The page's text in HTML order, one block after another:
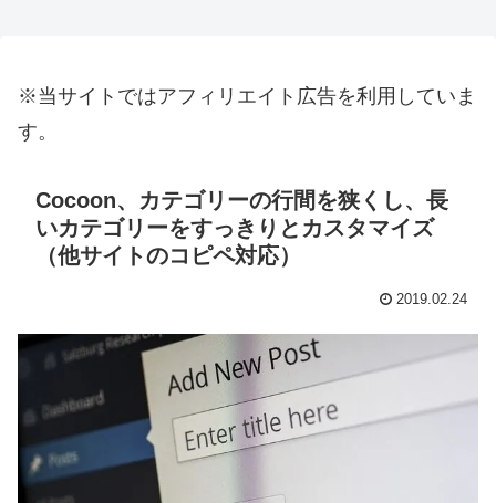
※当サイトではアフィリエイト広告を利用していま
す。
Cocoon、カテゴリーの行間を狭くし、長
いカテゴリーをすっきりとカスタマイズ
（他サイトのコピペ対応）
2019.02.24